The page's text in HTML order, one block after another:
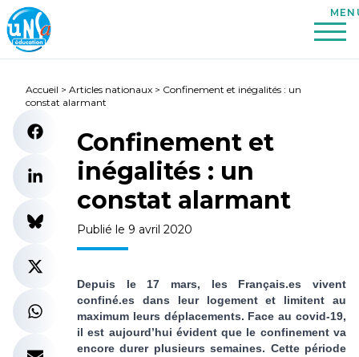
Accueil > Articles nationaux > Confinement et inégalités : un
constat alarmant
Confinement et
inégalités : un
constat alarmant
Publié le 9 avril 2020
Depuis le 17 mars, les Français.es vivent
confiné.es dans leur logement et limitent au
maximum leurs déplacements. Face au covid-19,
il est aujourd’hui évident que le confinement va
encore durer plusieurs semaines. Cette période